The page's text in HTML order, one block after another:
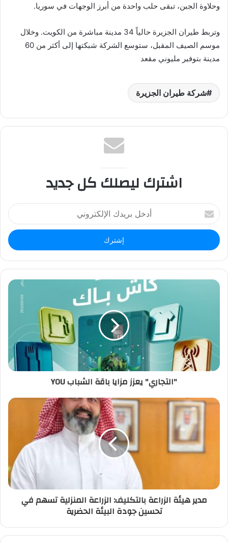
وحلاوة الجبن، تبقى حلب واحدة من أبرز الوجهات في سوريا.
وتربط طيران الجزيرة حالياً 34 مدينة مباشرة من الكويت. وخلال
موسم الصيف المقبل، ستوسع الشركة شبكتها إلى أكثر من 60
مدينة بتوفير مليوني مقعد
شركة طيران الجزيرة
اشترك ليصلك كل جديد
أ
د
خ
ل
ر
د
ك
ر
ي
"التجاري" يعزز مزايا باقة الشباب YOU
مدير هيئة الزراعة بالتكليف: الزراعة المنزلية تسهم في
تحسين جودة البيئة الحضرية